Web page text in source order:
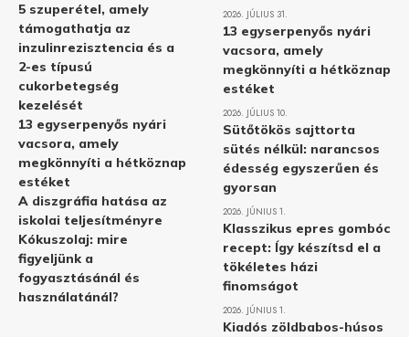
5 szuperétel, amely
támogathatja az
inzulinrezisztencia és a
2-es típusú
cukorbetegség
kezelését
13 egyserpenyős nyári
vacsora, amely
megkönnyíti a hétköznap
estéket
A diszgráfia hatása az
iskolai teljesítményre
Kókuszolaj: mire
figyeljünk a
fogyasztásánál és
használatánál?
2026. JÚLIUS 31.
13 egyserpenyős nyári
vacsora, amely
megkönnyíti a hétköznap
estéket
2026. JÚLIUS 10.
Sütőtökös sajttorta
sütés nélkül: narancsos
édesség egyszerűen és
gyorsan
2026. JÚNIUS 1.
Klasszikus epres gombóc
recept: Így készítsd el a
tökéletes házi
finomságot
2026. JÚNIUS 1.
Kiadós zöldbabos-húsos